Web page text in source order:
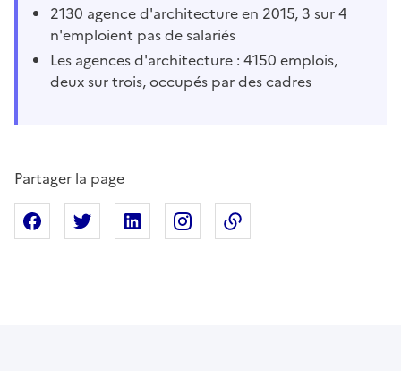
2130 agence d'architecture en 2015, 3 sur 4
n'emploient pas de salariés
Les agences d'architecture : 4150 emplois,
deux sur trois, occupés par des cadres
Partager la page
Partager sur Facebook
Partager sur XPartager sur Linkedin
Partager sur Instagram